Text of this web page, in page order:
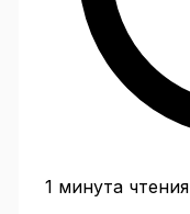
1 минута чтения